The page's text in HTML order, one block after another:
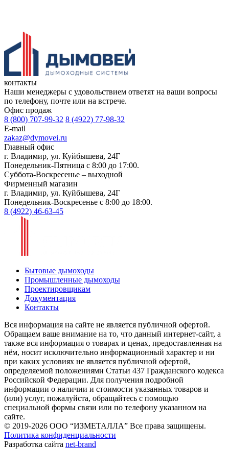
контакты
Наши менеджеры с удовольствием ответят на ваши вопросы
по телефону, почте или на встрече.
Офис продаж
8 (800) 707-99-32 8 (4922) 77-98-32
E-mail
zakaz@dymovei.ru
Главный офис
г. Владимир, ул. Куйбышева, 24Г
Понедельник-Пятница с 8:00 до 17:00.
Суббота-Воскресенье – выходной
Фирменный магазин
г. Владимир, ул. Куйбышева, 24Г
Понедельник-Воскресенье с 8:00 до 18:00.
8 (4922) 46-63-45
Бытовые дымоходы
Промышленные дымоходы
Проектировщикам
Документация
Контакты
Вся информация на сайте не является публичной офертой.
Обращаем ваше внимание на то, что данный интернет-сайт, а
также вся информация о товарах и ценах, предоставленная на
нём, носит исключительно информационный характер и ни
при каких условиях не является публичной офертой,
определяемой положениями Статьи 437 Гражданского кодекса
Российской Федерации. Для получения подробной
информации о наличии и стоимости указанных товаров и
(или) услуг, пожалуйста, обращайтесь с помощью
специальной формы связи или по телефону указанном на
сайте.
© 2019-2026 ООО “ИЗМЕТАЛЛА” Все права защищены.
Политика конфиденциальности
Разработка сайта net-brand